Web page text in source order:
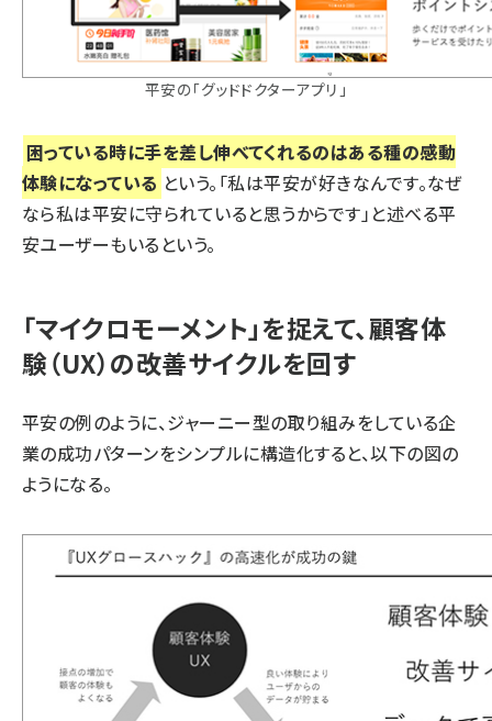
平安の「グッドドクターアプリ」
困っている時に手を差し伸べてくれるのはある種の感動
体験になっている という。「私は平安が好きなんです。なぜ
なら私は平安に守られていると思うからです」と述べる平
安ユーザーもいるという。
「マイクロモーメント」を捉えて、顧客体
験（UX）の改善サイクルを回す
平安の例のように、ジャーニー型の取り組みをしている企
業の成功パターンをシンプルに構造化すると、以下の図の
ようになる。